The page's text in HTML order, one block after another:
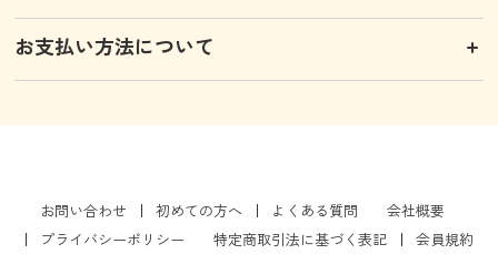
お支払い方法について
お問い合わせ 初めての方へ よくある質問
会社概要
プライバシーポリシー
特定商取引法に基づく表記 会員規約